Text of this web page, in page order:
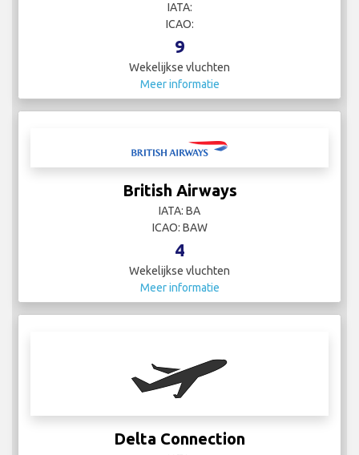
IATA:
ICAO:
9
Wekelijkse vluchten
Meer informatie
British Airways
IATA: BA
ICAO: BAW
4
Wekelijkse vluchten
Meer informatie
Delta Connection